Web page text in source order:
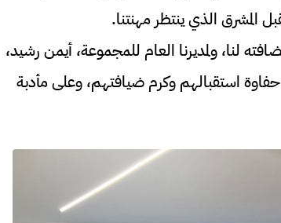
المشرق الذي ينتظر مهنتنا.
لنا، ولمديرنا العام للمجموعة، أيمن رشيد،
استقبالهم وكرم ضيافتهم، وعلى مأدبة